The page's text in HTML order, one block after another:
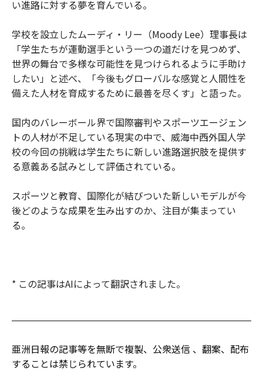
い進路に対する夢を育んでいる。
学校を設立したムーディ・リー（Moody Lee）理事長は
「学生たちが運動選手という一つの道だけを見つめず、
世界の舞台で多様な可能性を見つけられるように手助け
したい」と述べ、「今後もグローバルな感覚と人間性を
備えた人材を育成するために最善を尽くす」と語った。
国内のバレーボール界で国際審判やスポーツエージェン
トの人材が不足している現実の中で、威海中西外国人学
校の今回の挑戦は学生たちに新しい進路選択肢を提供す
る意義ある試みとして評価されている。
スポーツと教育、国際化が結びついた新しいモデルが今
後どのような成果を生み出すのか、注目が集まってい
る。
* この記事はAIによって翻訳されました。
亜洲日報の記事等を無断で複製、公衆送信 、翻案、配布
することは禁じられています。